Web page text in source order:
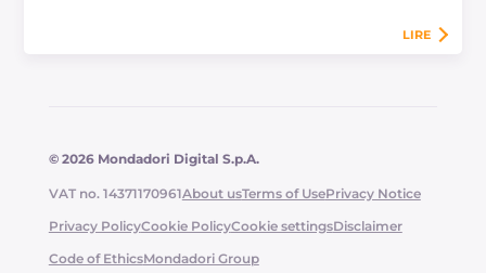
LIRE
© 2026 Mondadori Digital S.p.A.
VAT no. 14371170961About usTerms of UsePrivacy Notice
Privacy PolicyCookie PolicyCookie settingsDisclaimer
Code of EthicsMondadori Group